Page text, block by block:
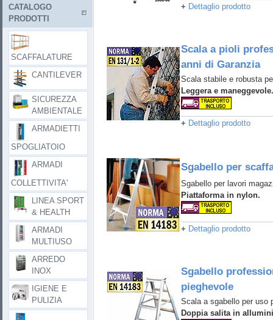
+ Dettaglio prodotto
Scala a pioli
anni di Garanzia
Scala stabile e robusta
Leggera e maneggevole.
+ Dettaglio prodotto
Sgabello per
Sgabello per lavori
Piattaforma in nylon.
+ Dettaglio prodotto
Sgabello
pieghevole
Scala a sgabello per uso
Doppia salita in
CATALOGO
PRODOTTI
SCAFFALATURE
CANTILEVER
SICUREZZA
AMBIENTALE
ARMADIETTI
SPOGLIATOIO
ARMADI
COLLETTIVITA'
LINEA SPORT
& HEALTH
ARMADI
MULTIUSO
ARREDO
INOX
IGIENE E
PULIZIA